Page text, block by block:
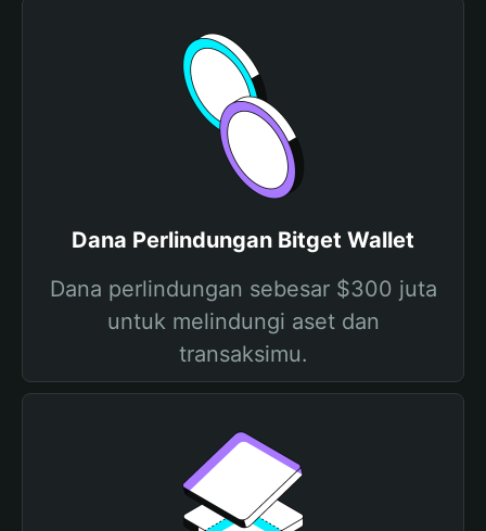
Dana Perlindungan Bitget Wallet
Dana perlindungan sebesar $300 juta
untuk melindungi aset dan
transaksimu.